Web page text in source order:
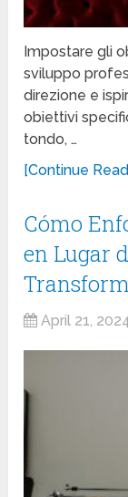
Impostare gli
sviluppo
direzione e
obiettivi
tondo, …
[Continue
Cómo
en Lugar
April 21,